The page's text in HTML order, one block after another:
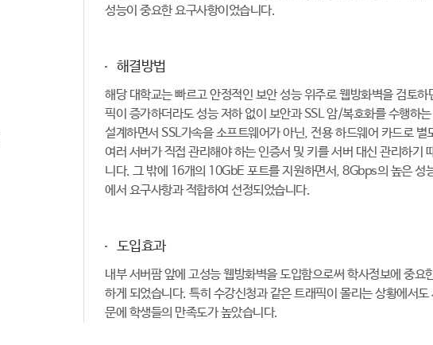
성능이 중요한 요구사항이었습니다.
해결방법
해당 대학교는 빠르고 안정적인 보안 성능 위주로 웹방화벽을 검토
픽이 증가하더라도 성능 저하 없이 보안과 SSL 암/복호화를 수행하
설계하면서 SSL가속을 소프트웨어가 아닌, 전용 하드웨어 카드로
여러 서버가 직접 관리해야 하는 인증서 및 키를 서버 대신 관리하기
니다. 그 밖에 16개의 10GbE 포트를 지원하면서, 8Gbps의 높은 성
에서 요구사항과 적합하여 선정되었습니다.
도입효과
내부 서버팜 앞에 고성능 웹방화벽을 도입함으로써 학사정보에 중요
하게 되었습니다. 특히 수강신청과 같은 트래픽이 몰리는 상황에서
문에 학생들의 만족도가 높았습니다.